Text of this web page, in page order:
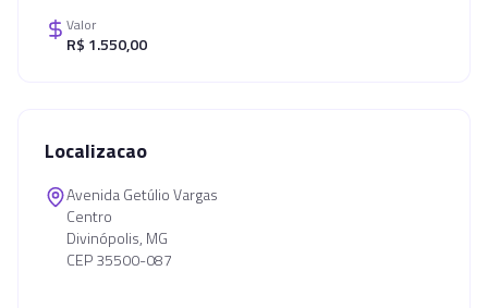
Valor
R$ 1.550,00
Localizacao
Avenida Getúlio Vargas
Centro
Divinópolis, MG
CEP 35500-087